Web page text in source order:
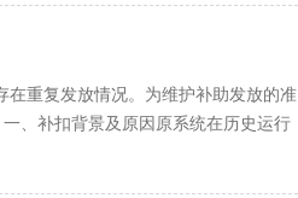
在重复发放情况。为维护补助发放的准
、补扣背景及原因原系统在历史运行